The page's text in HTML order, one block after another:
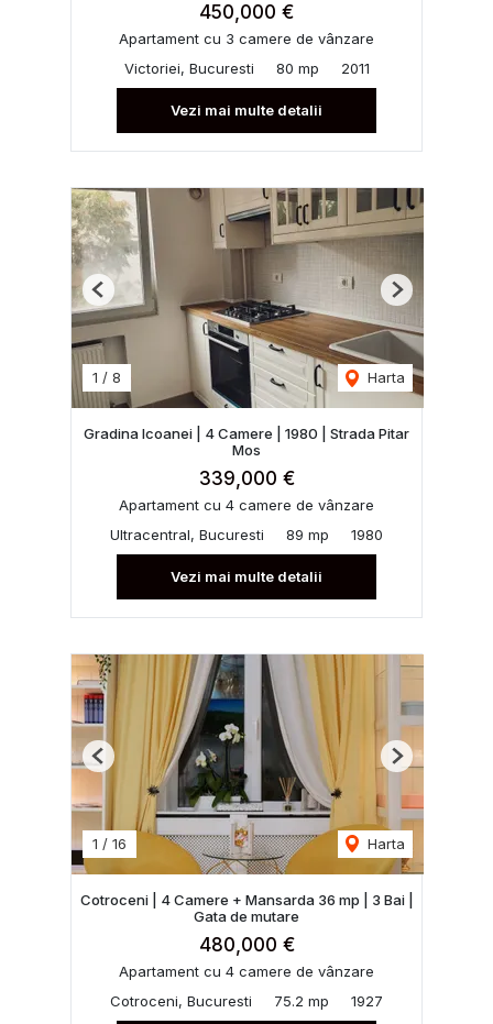
450,000 €
Apartament cu 3 camere de vânzare
Victoriei, Bucuresti
80 mp 2011
Vezi mai multe detalii
1 / 8 Harta
Previous Next
Gradina Icoanei | 4 Camere | 1980 | Strada Pitar
Mos
339,000 €
Apartament cu 4 camere de vânzare
Ultracentral, Bucuresti
89 mp 1980
Vezi mai multe detalii
1 / 16 Harta
Previous Next
Cotroceni | 4 Camere + Mansarda 36 mp | 3 Bai |
Gata de mutare
480,000 €
Apartament cu 4 camere de vânzare
Cotroceni, Bucuresti
75.2 mp 1927